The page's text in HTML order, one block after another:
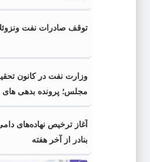
توقف صادرات نفت ونزوئلا
وزارت نفت در کانون
مجلس؛ پرونده بدهی های
باز است!
آغاز ترخیص نهاده‌های
بنادر از آخر هفته